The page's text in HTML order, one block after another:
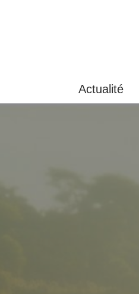
Actualité